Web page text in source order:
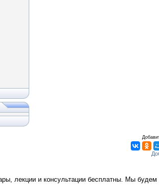
лекции и консультации бесплатны. Мы